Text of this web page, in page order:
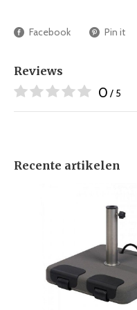
Facebook Pin it
Reviews
0 / 5
Recente artikelen